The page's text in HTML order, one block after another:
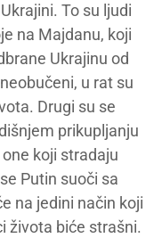
To su ljudi
na Majdanu, koji
Ukrajinu od
u rat su
Drugi su se
prikupljanju
koji stradaju
Putin suoči sa
na jedini način koji
života biće strašni.